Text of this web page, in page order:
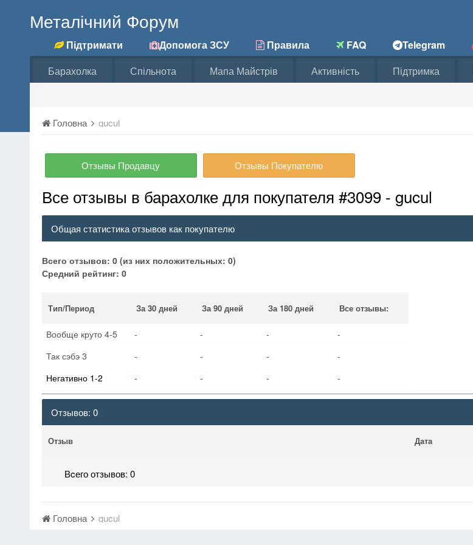
Металічний Форум
Підтримати Допомога ЗСУ Правила FAQ Telegram
Барахолка Спільнота Мапа Майстрів Активність Підтримка
Головна gucul
Отзывы Продавцу Отзывы Покупателю
Все отзывы в барахолке для покупателя #3099 - gucul
Общая статистика отзывов как покупателю
Всего отзывов: 0 (из них положительных: 0)
Средний рейтинг: 0
Тип/Период За 30 дней За 90 дней За 180 дней Все отзывы:
Вообще круто 4-5 - - -
-
Так сэбэ 3
- - -
-
Негативно 1-2
- - - -
Отзывов: 0
Отзыв Дата
Вcего отзывов: 0
Головна gucul